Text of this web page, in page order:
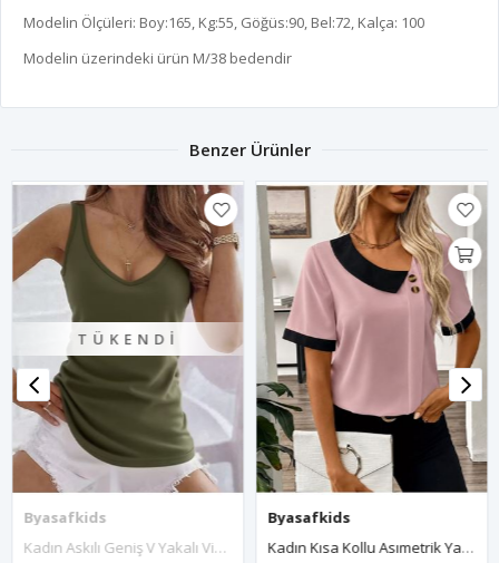
Modelin Ölçüleri: Boy:165, Kg:55, Göğüs:90, Bel:72, Kalça: 100
Modelin üzerindeki ürün M/38 bedendir
Benzer Ürünler
TÜKENDI
Byasafkids
Kadın Askılı Geniş V Yakalı Viskon Bluz
Byasafkids
Kadın Kısa Kollu Asımetrik Yaka Detaylı Düğmeli Dubai Bluz